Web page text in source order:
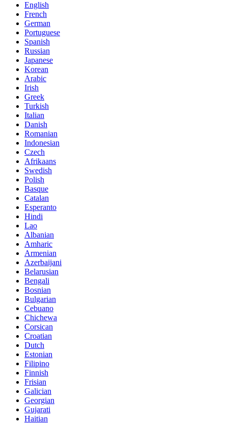
English
French
German
Portuguese
Spanish
Russian
Japanese
Korean
Arabic
Irish
Greek
Turkish
Italian
Danish
Romanian
Indonesian
Czech
Afrikaans
Swedish
Polish
Basque
Catalan
Esperanto
Hindi
Lao
Albanian
Amharic
Armenian
Azerbaijani
Belarusian
Bengali
Bosnian
Bulgarian
Cebuano
Chichewa
Corsican
Croatian
Dutch
Estonian
Filipino
Finnish
Frisian
Galician
Georgian
Gujarati
Haitian